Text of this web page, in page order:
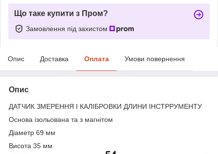
Що таке купити з Пром?
Замовлення під захистом
Опис Доставка Оплата Умови повернення
Опис
ДАТЧИК ЗМЕРЕННЯ І КАЛІБРОВКИ ДЛИНИ ІНСТРРУМЕНТУ
Основа ізольована та з магнітом
Діаметр 69 мм
Висота 35 мм